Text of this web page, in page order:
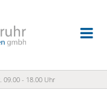
09.00 - 18.00 Uhr